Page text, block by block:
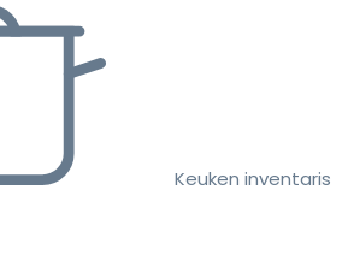
Keuken inventaris